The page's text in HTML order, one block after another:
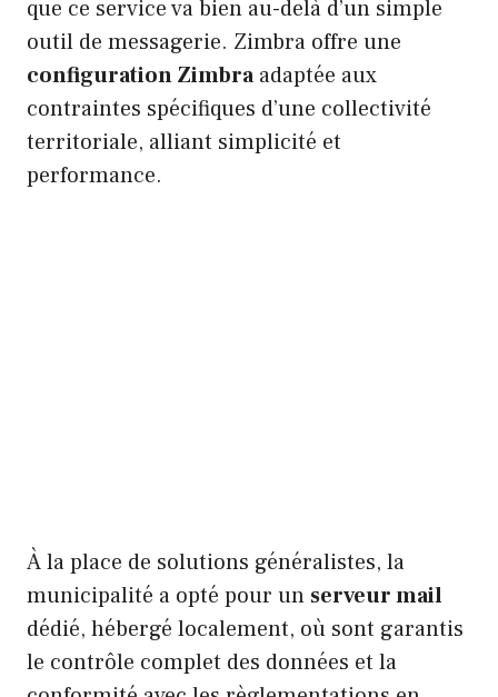
que ce service va bien au-delà d’un simple
outil de messagerie. Zimbra offre une
configuration Zimbraadaptée aux
contraintes spécifiques d’une collectivité
territoriale, alliant simplicité et
performance.
À la place de solutions généralistes, la
municipalité a opté pour un serveur mail
dédié, hébergé localement, où sont garantis
le contrôle complet des données et la